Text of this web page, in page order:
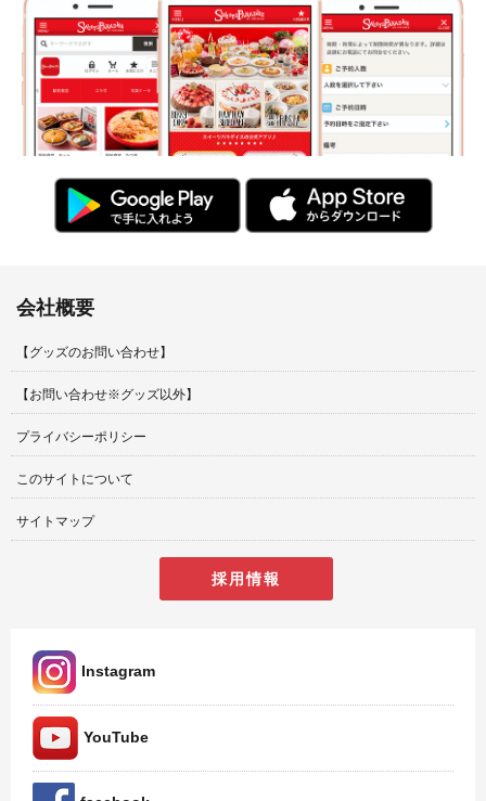
会社概要
【グッズのお問い合わせ】
【お問い合わせ※グッズ以外】
プライバシーポリシー
このサイトについて
サイトマップ
採用情報
Instagram
YouTube